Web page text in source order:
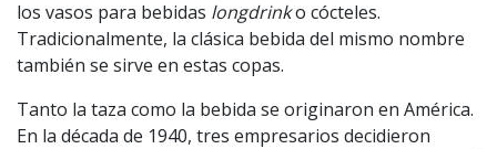
los vasos para bebidas longdrinko cócteles.
Tradicionalmente, la clásica bebida del mismo nombre
también se sirve en estas copas.
Tanto la taza como la bebida se originaron en América.
En la década de 1940, tres empresarios decidieron